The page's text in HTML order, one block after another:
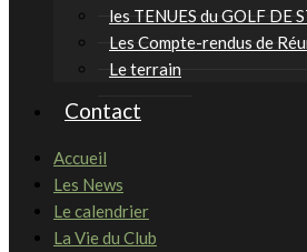
les TENUES du GOLF DE
Les Compte-rendus de
Le terrain
Contact
Accueil
Les News
Le calendrier
La Vie du Club